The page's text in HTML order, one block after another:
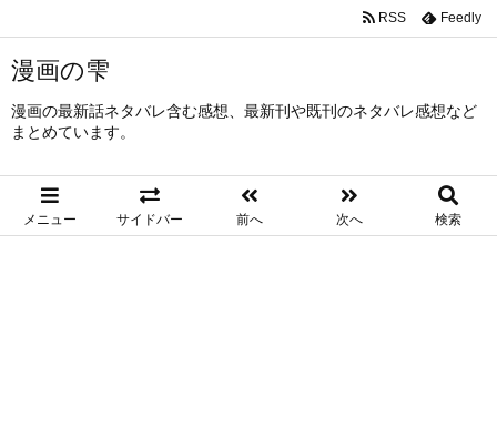
漫画の雫
漫画の最新話ネタバレ含む感想、最新刊や既刊のネタバレ感想など
まとめています。
メニュー サイドバー 前へ 次へ 検索
RSS Feedly